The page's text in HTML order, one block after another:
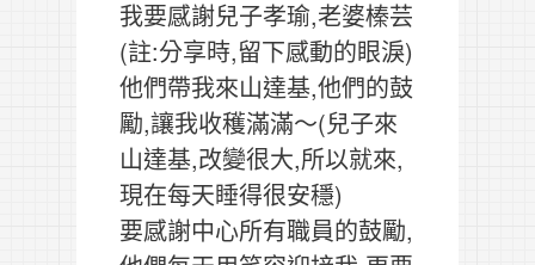
我要感謝兒子孝瑜,老婆榛芸
(註:分享時,留下感動的眼淚)
他們帶我來山達基,他們的鼓
勵,讓我收穫滿滿～(兒子來
山達基,改變很大,所以就來,
現在每天睡得很安穩)
要感謝中心所有職員的鼓勵,